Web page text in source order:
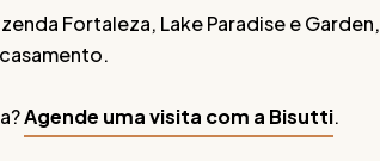
Fortaleza, Lake Paradise e Garden,
Agende uma visita com a Bisutti.